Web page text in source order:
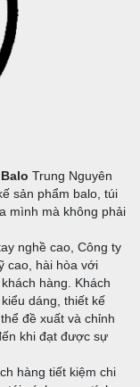
Trung Nguyên
sản phẩm balo, túi
mình mà không phải
nghề cao, Công ty
cao, hài hòa với
hàng. Khách
dáng, thiết kế
đề xuất và chỉnh
khi đạt được sự
hàng tiết kiệm chi